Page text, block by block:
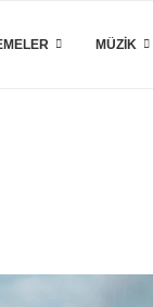
MÜZIK